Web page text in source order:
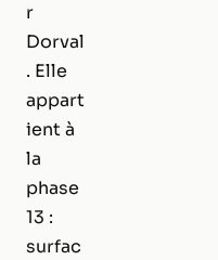
r
Dorval
. Elle
appart
ient à
la
phase
13 :
surfac